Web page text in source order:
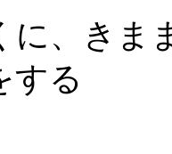
に、きま
する